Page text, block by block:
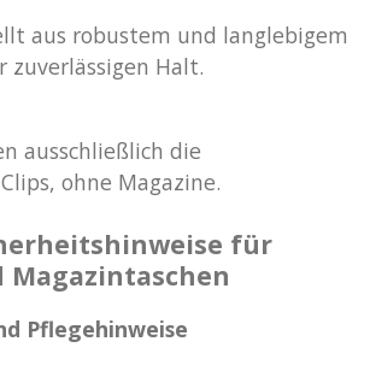
aus robustem und langlebigem
zuverlässigen Halt.
ausschließlich die
ohne Magazine.
für
Magazintaschen
Pflegehinweise